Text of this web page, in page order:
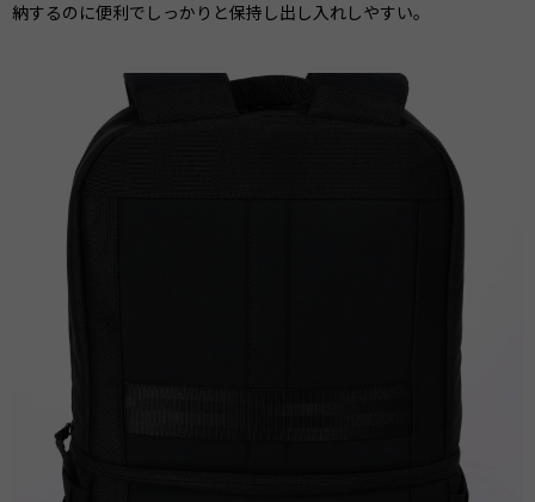
納するのに便利でしっかりと保持し出し入れしやすい。